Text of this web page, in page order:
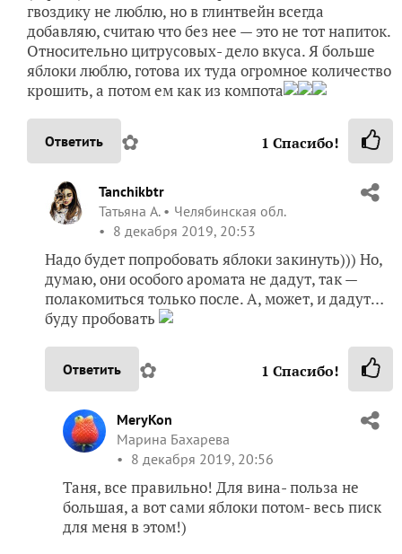
гвоздику не люблю, но в глинтвейн всегда
добавляю, считаю что без нее — это не тот напиток.
Относительно цитрусовых- дело вкуса. Я больше
яблоки люблю, готова их туда огромное количество
крошить, а потом ем как из компота
Ответить ✿ 1 Спасибо!
Tanchikbtr
Татьяна А.
Челябинская обл.
8 декабря 2019, 20:53
Надо будет попробовать яблоки закинуть))) Но,
думаю, они особого аромата не дадут, так —
полакомиться только после. А, может, и дадут…
буду пробовать
Ответить ✿ 1 Спасибо!
MeryKon
Марина Бахарева
8 декабря 2019, 20:56
Таня, все правильно! Для вина- польза не
большая, а вот сами яблоки потом- весь писк
для меня в этом!)